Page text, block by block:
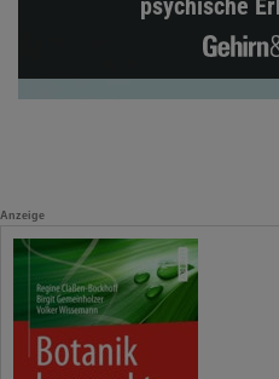
psychische
Anzeige